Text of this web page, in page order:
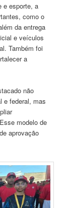
e esporte, a
como o
da entrega
e veículos
Também foi
a
não
e federal, mas
modelo de
aprovação